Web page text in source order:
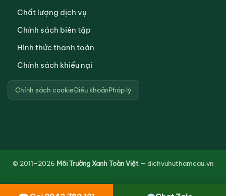
Chất lượng dịch vụ
Chính sách biên tập
Hình thức thanh toán
Chính sách khiếu nại
Chính sách cookieĐiều khoảnPháp lý
© 2011–2026 Môi Trường Xanh Toàn Việt — dichvuhuthamcau.vn